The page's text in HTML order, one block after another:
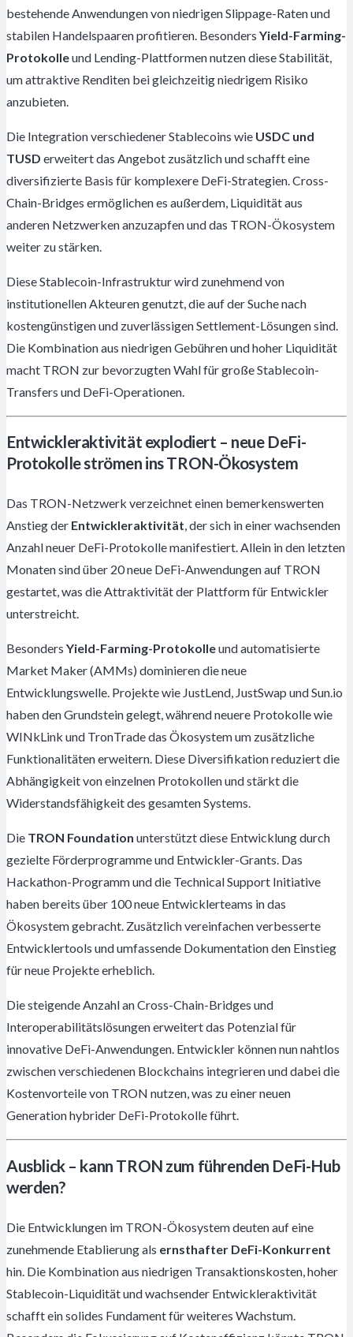
bestehende Anwendungen von niedrigen Slippage-Raten und
stabilen Handelspaaren profitieren. Besonders Yield-Farming-
Protokolleund Lending-Plattformen nutzen diese Stabilität,
um attraktive Renditen bei gleichzeitig niedrigem Risiko
anzubieten.
Die Integration verschiedener Stablecoins wie USDC und
TUSD erweitert das Angebot zusätzlich und schafft eine
diversifizierte Basis für komplexere DeFi-Strategien. Cross-
Chain-Bridges ermöglichen es außerdem, Liquidität aus
anderen Netzwerken anzuzapfen und das TRON-Ökosystem
weiter zu stärken.
Diese Stablecoin-Infrastruktur wird zunehmend von
institutionellen Akteuren genutzt, die auf der Suche nach
kostengünstigen und zuverlässigen Settlement-Lösungen sind.
Die Kombination aus niedrigen Gebühren und hoher Liquidität
macht TRON zur bevorzugten Wahl für große Stablecoin-
Transfers und DeFi-Operationen.
Entwickleraktivität explodiert – neue DeFi-
Protokolle strömen ins TRON-Ökosystem
Das TRON-Netzwerk verzeichnet einen bemerkenswerten
Anstieg der Entwickleraktivität, der sich in einer wachsenden
Anzahl neuer DeFi-Protokolle manifestiert. Allein in den letzten
Monaten sind über 20 neue DeFi-Anwendungen auf TRON
gestartet, was die Attraktivität der Plattform für Entwickler
unterstreicht.
Besonders Yield-Farming-Protokolleund automatisierte
Market Maker (AMMs) dominieren die neue
Entwicklungswelle. Projekte wie JustLend, JustSwap und Sun.io
haben den Grundstein gelegt, während neuere Protokolle wie
WINkLink und TronTrade das Ökosystem um zusätzliche
Funktionalitäten erweitern. Diese Diversifikation reduziert die
Abhängigkeit von einzelnen Protokollen und stärkt die
Widerstandsfähigkeit des gesamten Systems.
Die TRON Foundation unterstützt diese Entwicklung durch
gezielte Förderprogramme und Entwickler-Grants. Das
Hackathon-Programm und die Technical Support Initiative
haben bereits über 100 neue Entwicklerteams in das
Ökosystem gebracht. Zusätzlich vereinfachen verbesserte
Entwicklertools und umfassende Dokumentation den Einstieg
für neue Projekte erheblich.
Die steigende Anzahl an Cross-Chain-Bridges und
Interoperabilitätslösungen erweitert das Potenzial für
innovative DeFi-Anwendungen. Entwickler können nun nahtlos
zwischen verschiedenen Blockchains integrieren und dabei die
Kostenvorteile von TRON nutzen, was zu einer neuen
Generation hybrider DeFi-Protokolle führt.
Ausblick – kann TRON zum führenden DeFi-Hub
werden?
Die Entwicklungen im TRON-Ökosystem deuten auf eine
zunehmende Etablierung als ernsthafter DeFi-Konkurrent
hin. Die Kombination aus niedrigen Transaktionskosten, hoher
Stablecoin-Liquidität und wachsender Entwickleraktivität
schafft ein solides Fundament für weiteres Wachstum.